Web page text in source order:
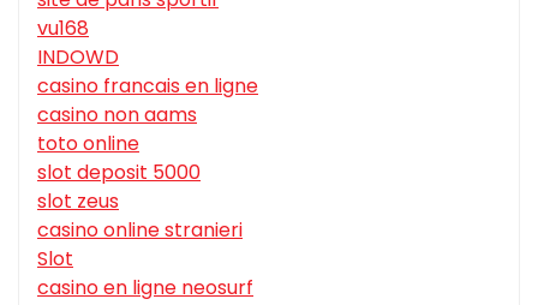
vu168
INDOWD
casino francais en ligne
casino non aams
toto online
slot deposit 5000
slot zeus
casino online stranieri
Slot
casino en ligne neosurf